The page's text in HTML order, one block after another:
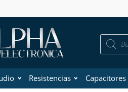
Búsqueda
Resistencias Capacitores